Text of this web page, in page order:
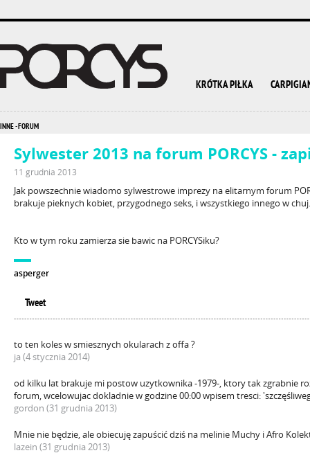
KRÓTKA PIŁKA
INNE -FORUM
Sylwester 2013 na forum PORCYS -
11 grudnia 2013
Jak powszechnie wiadomo sylwestrowe imprezy na elitarnym forum
brakuje pieknych kobiet, przygodnego seks, i wszystkiego innego w chuj.
Kto w tym roku zamierza sie bawic na PORCYSiku?
asperger
Tweet
to ten koles w smiesznych okularach z offa ?
ja (4 stycznia 2014)
od kilku lat brakuje mi postow uzytkownika -1979-, ktory tak zgrabnie
forum, wcelowujac dokladnie w godzine 00:00 wpisem tresci:
gordon (31 grudnia 2013)
Mnie nie będzie, ale obiecuję zapuścić dziś na melinie Muchy i Afro
lazein (31 grudnia 2013)